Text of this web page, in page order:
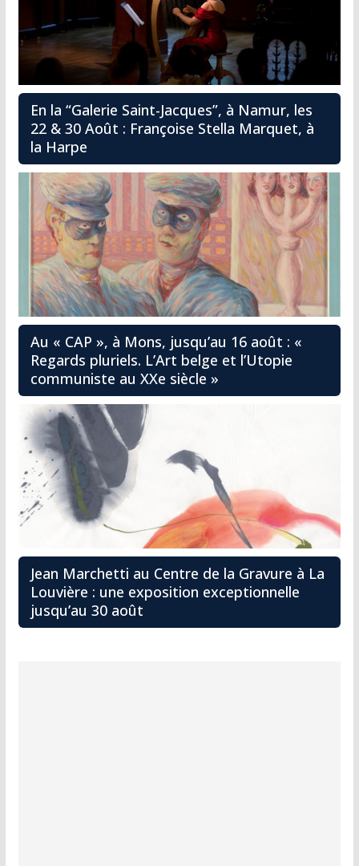
En la “Galerie Saint-Jacques”, à Namur, les
22 & 30 Août : Françoise Stella Marquet, à
la Harpe
Au « CAP », à Mons, jusqu’au 16 août : «
Regards pluriels. L’Art belge et l’Utopie
communiste au XXe siècle »
Jean Marchetti au Centre de la Gravure à La
Louvière : une exposition exceptionnelle
jusqu’au 30 août